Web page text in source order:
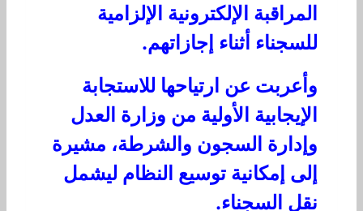
المراقبة الإلكترونية الإلزامية
للسجناء أثناء إجازاتهم.
وأعربت عن ارتياحها للاستجابة
الإيجابية الأولية من وزارة العدل
وإدارة السجون والشرطة، مشيرة
إلى إمكانية توسيع النظام ليشمل
نقل السجناء.